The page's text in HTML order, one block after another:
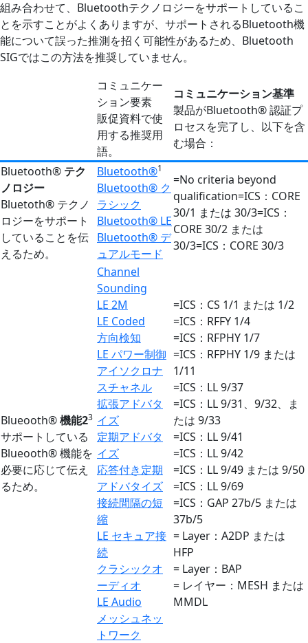
組み合わせて、Bluetoothテクノロジーをサポートしているこ
とを示すことがよくありますが、サポートされるBluetooth機
能について誤った推測を招く可能性があるため、Bluetooth
SIGではこの方法を推奨していません。
コミュニケー
ション要素
販促資料で使
用する推奨用
語。
コミュニケーション基準
製品がBluetooth® 認証プ
ロセスを完了し、以下を含
む場合：
Bluetooth® テク
ノロジー
Bluetoth® テクノ
ロジーをサポート
していることを伝
えるため。
Bluetooth®1
Bluetooth® ク
ラシック
Bluetooth® LE
Bluetooth® デ
ュアルモード
=No criteria beyond
qualification=ICS：CORE
30/1 または 30/3=ICS：
CORE 30/2 または
30/3=ICS：CORE 30/3
Blueooth®機能23
サポートしている
Blueooth® 機能を
必要に応じて伝え
るため。
Channel
Sounding
LE 2M
LE Coded
方向検知
LE パワー制御
アイソクロナ
スチャネル
拡張アドバタ
イズ
定期アドバタ
イズ
応答付き定期
アドバタイズ
接続間隔の短
縮
LE セキュア接
続
クラシックオ
ーディオ
LE Audio
メッシュネッ
トワーク
=ICS：CS 1/1 または 1/2
=ICS：RFFY 1/4
=ICS：RFPHY 1/7
=ICS：RFPHY 1/9 または
1/11
=ICS：LL 9/37
=ICS：LL 9/31、9/32、ま
たは 9/33
=ICS：LL 9/41
=ICS：LL 9/42
=ICS：LL 9/49 または 9/50
=ICS：LL 9/69
=ICS：GAP 27b/5 または
37b/5
= Layer：A2DP または
HFP
= Layer：BAP
= レイヤー：MESH または
MMDL